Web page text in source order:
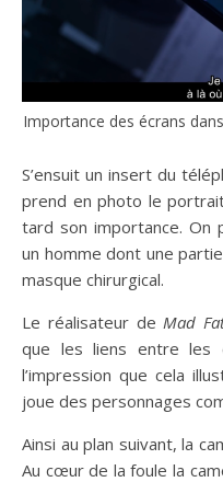
Importance des écrans
S’ensuit un insert du
prend en photo le
tard son importance. On
un homme dont une
masque chirurgical.
Le réalisateur deMad
que les liens entre les
l’impression que cela
joue des personnages
Ainsi au plan suivant, la
Au cœur de la foule la